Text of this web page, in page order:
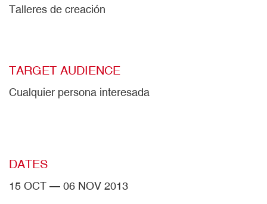
Talleres de creación
TARGET AUDIENCE
Cualquier persona interesada
DATES
15 OCT — 06 NOV 2013